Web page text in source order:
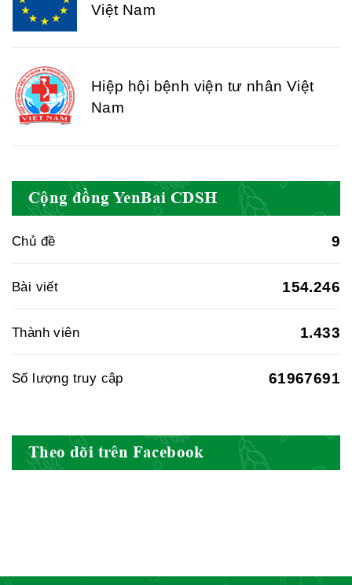
Việt Nam
Hiệp hội bệnh viện tư nhân Việt
Nam
Cục quản lý y dược cổ truyền -
BYT
Hiệp hội doanh nghiệp dược Việt
Hội Đông Y Việt Nam
Cộng đồng YenBai CDSH
Chủ đề 9
Bài viết 154.246
Thành viên 1.433
Số lượng truy cập 61967691
Theo dõi trên Facebook